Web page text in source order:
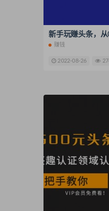
新手玩赚头条，
赚钱
2022-08-26